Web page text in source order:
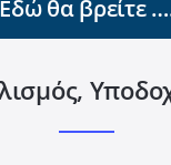
Εδώ θα βρείτε